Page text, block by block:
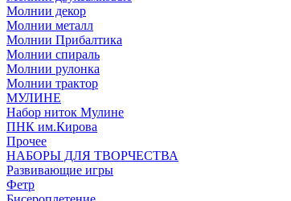
Молнии декор
Молнии металл
Молнии Прибалтика
Молнии спираль
Молнии рулонка
Молнии трактор
МУЛИНЕ
Набор ниток Мулине
ПНК им.Кирова
Прочее
НАБОРЫ ДЛЯ ТВОРЧЕСТВА
Развивающие игры
Фетр